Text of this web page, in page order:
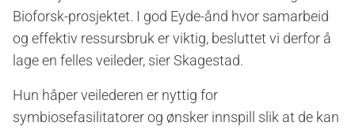
Bioforsk-prosjektet. I god Eyde-ånd hvor samarbeid
og effektiv ressursbruk er viktig, besluttet vi derfor å
lage en felles veileder, sier Skagestad.
Hun håper veilederen er nyttig for
symbiosefasilitatorer og ønsker innspill slik at de kan